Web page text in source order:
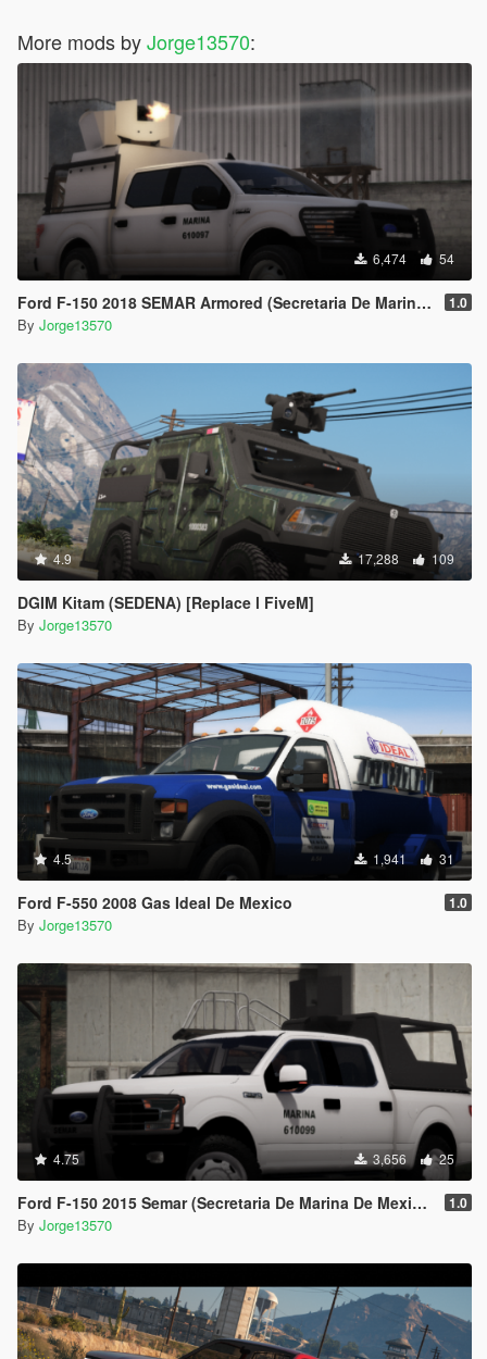
More mods byJorge13570:
6,474 54
Ford F-150 2018 SEMAR Armored (Secretaria De Marina De Mexico) 1.0
By Jorge13570
4.9 17,288 109
DGIM Kitam (SEDENA) [Replace l FiveM]
By Jorge13570
4.5 1,941 31
Ford F-550 2008 Gas Ideal De Mexico 1.0
By Jorge13570
4.75 3,656 25
Ford F-150 2015 Semar (Secretaria De Marina De Mexico) [Replace l Add-On] 1.0
By Jorge13570